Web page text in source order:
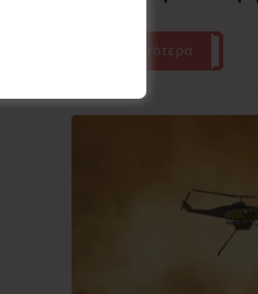
Περισσότερα